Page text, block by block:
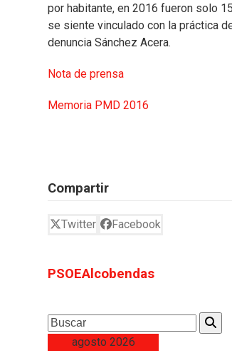
por habitante, en 2016 fueron solo
se siente vinculado con la práctica
denuncia Sánchez Acera.
Nota de prensa
Memoria PMD 2016
Compartir
Twitter Facebook
PSOEAlcobendas
Search
agosto 2026